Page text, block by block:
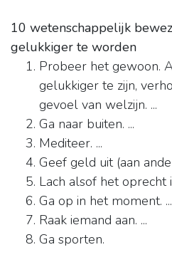
10 wetenschappelijk
gelukkiger te worden
Probeer het gewoon.
gelukkiger te zijn,
gevoel van welzijn. ...
Ga naar buiten. ...
Mediteer. ...
Geef geld uit (aan
Lach alsof het oprecht
Ga op in het moment. ...
Raak iemand aan. ...
Ga sporten.